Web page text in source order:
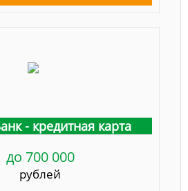
- кредитная карта
до 700 000
рублей